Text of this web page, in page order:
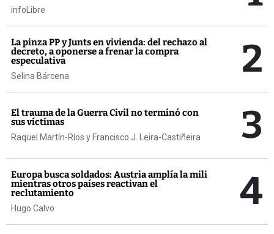
infoLibre
La pinza PP y Junts en vivienda: del rechazo al
decreto, a oponerse a frenar la compra
especulativa
Selina Bárcena 2
El trauma de la Guerra Civil no terminó con
sus víctimas
Raquel Martín-Ríos y Francisco J. Leira-Castiñeira 3
Europa busca soldados: Austria amplía la mili
mientras otros países reactivan el
reclutamiento
Hugo Calvo 4